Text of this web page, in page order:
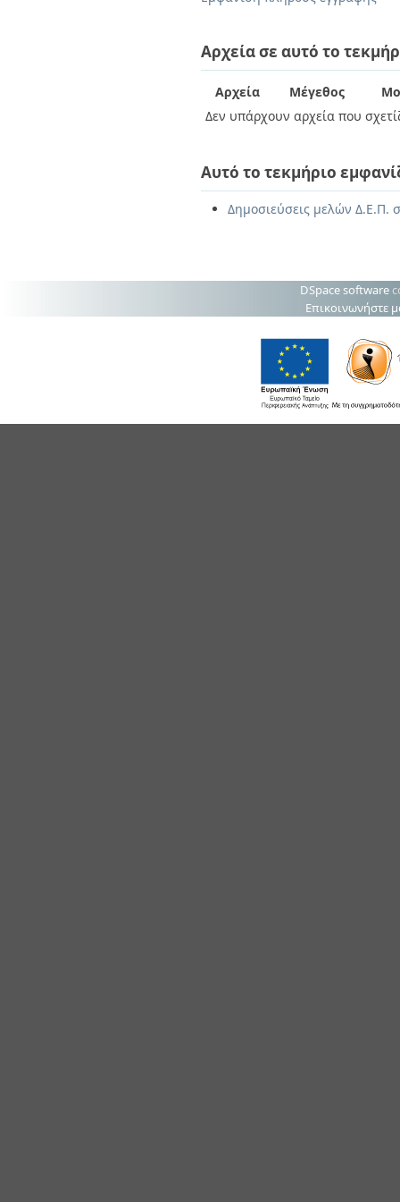
Αρχεία σε αυτό το
Αρχεία Μέγεθος
Δεν υπάρχουν αρχεία που
Αυτό το τεκμήριο
Δημοσιεύσεις μελών Δ.Ε.Π.
DSpace software
Επικοινωνήστε